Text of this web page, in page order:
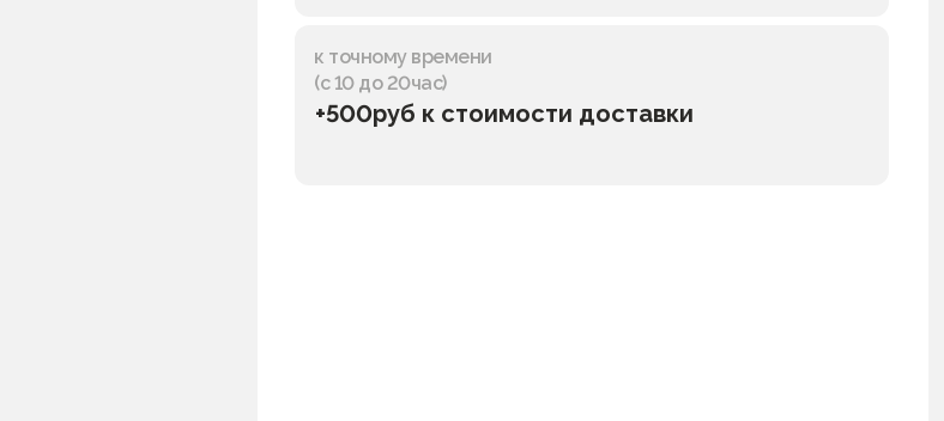
к точному времени
(с 10 до 20час)
+500руб к стоимости доставки